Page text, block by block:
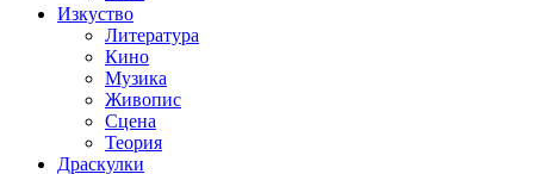
Изкуство
Литература
Кино
Музика
Живопис
Сцена
Теория
Драскулки